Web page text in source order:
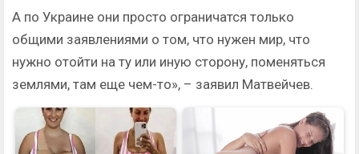
А по Украине они просто ограничатся только
общими заявлениями о том, что нужен мир, что
нужно отойти на ту или иную сторону, поменяться
землями, там еще чем-то», – заявил Матвейчев.